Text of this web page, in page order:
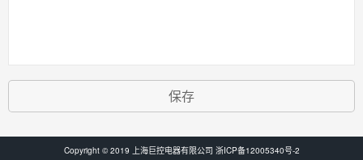
保存
Copyright © 2019 上海巨控电器有限公司 浙ICP备12005340号-2